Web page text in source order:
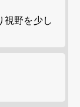
視野を少し